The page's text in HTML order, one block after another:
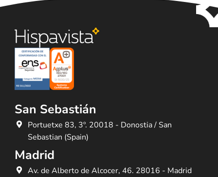
San Sebastián
Portuetxe 83, 3º. 20018 - Donostia / San
Sebastian (Spain)
Madrid
Av. de Alberto de Alcocer, 46. 28016 - Madrid